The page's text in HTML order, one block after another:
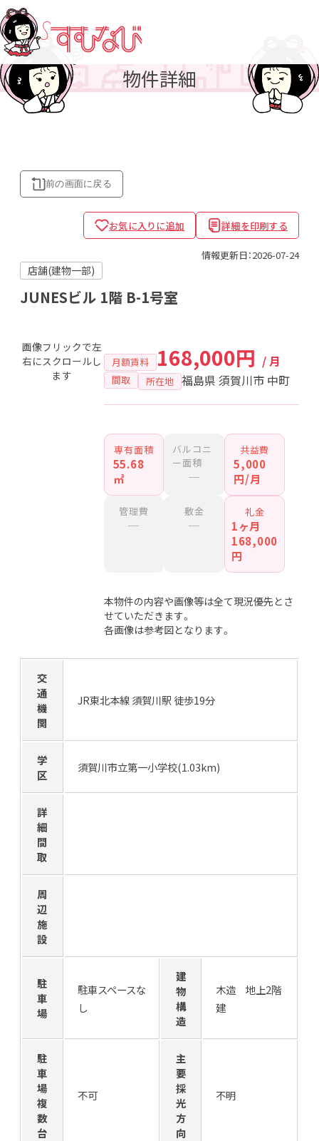
物件詳細
前の画面に戻る
お気に入りに追加 詳細を印刷する
情報更新日：2026-07-24
店舗(建物一部)
JUNESビル 1階 B-1号室
月額賃料 168,000円 / 月
間取 所在地 福島県 須賀川市 中町
専有面積
55.68
㎡
バルコニ
ー面積
─
共益費
5,000
円/月
管理費
─
敷金
─
礼金
1ヶ月
168,000
円
本物件の内容や画像等は全て現況優先とさ
せていただきます。
各画像は参考図となります。
画像フリックで左
右にスクロールし
ます
交
通
機
関
JR東北本線 須賀川駅 徒歩19分
学
区
須賀川市立第一小学校(1.03km)
詳
細
間
取
周
辺
施
設
駐
車
場
駐車スペースな
し
建
物
構
造
木造 地上2階
建
駐
車
場
複
数
台
不可
主
要
採
光
方
向
不明